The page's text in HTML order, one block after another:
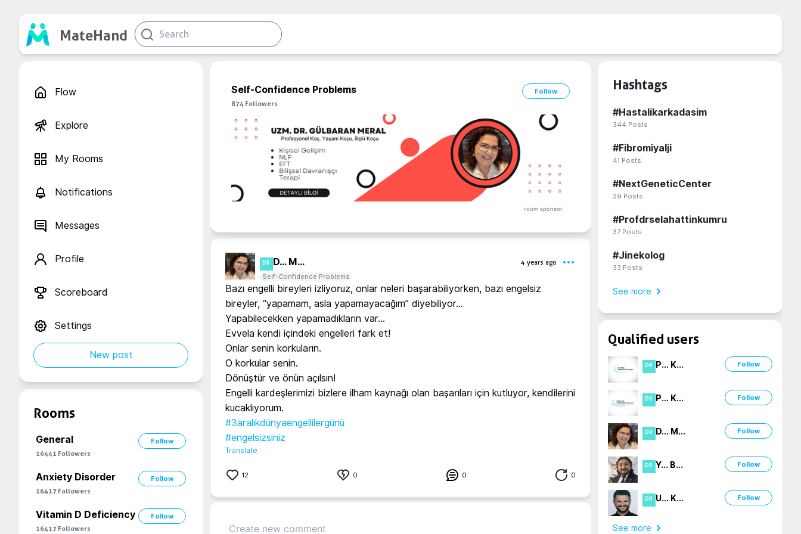
MateHand
Flow
Explore
My Rooms
Notifications
Messages
Profile
Scoreboard
Settings
New post
Rooms
General
Follow
16441 Followers
Anxiety Disorder
Follow
16417 Followers
Vitamin D Deficiency
Follow
16417 Followers
Self-Confidence Problems
Follow
874 Followers
room sponsor
DR D... M...
4 years ago
Self-Confidence Problems
Bazı engelli bireyleri izliyoruz, onlar neleri başarabiliyorken, bazı engelsiz
bireyler, “yapamam, asla yapamayacağım” diyebiliyor…
Yapabilecekken yapamadıkların var…
Evvela kendi içindeki engelleri fark et!
Onlar senin korkuların.
O korkular senin.
Dönüştür ve önün açılsın!
Engelli kardeşlerimizi bizlere ilham kaynağı olan başarıları için kutluyor, kendilerini
#3aralıkdünyaengellilergünü
#engelsizsiniz
Translate
12 0 0 0
Hashtags
#Hastalikarkadasim
344 Posts
#Fibromiyalji
41 Posts
#NextGeneticCenter
39 Posts
#Profdrselahattinkumru
37 Posts
#Jinekolog
33 Posts
See more
Qualified users
DR P... K... Follow
DR P... K... Follow
DR D... M... Follow
DR Y... B... Follow
DR U... K... Follow
See more